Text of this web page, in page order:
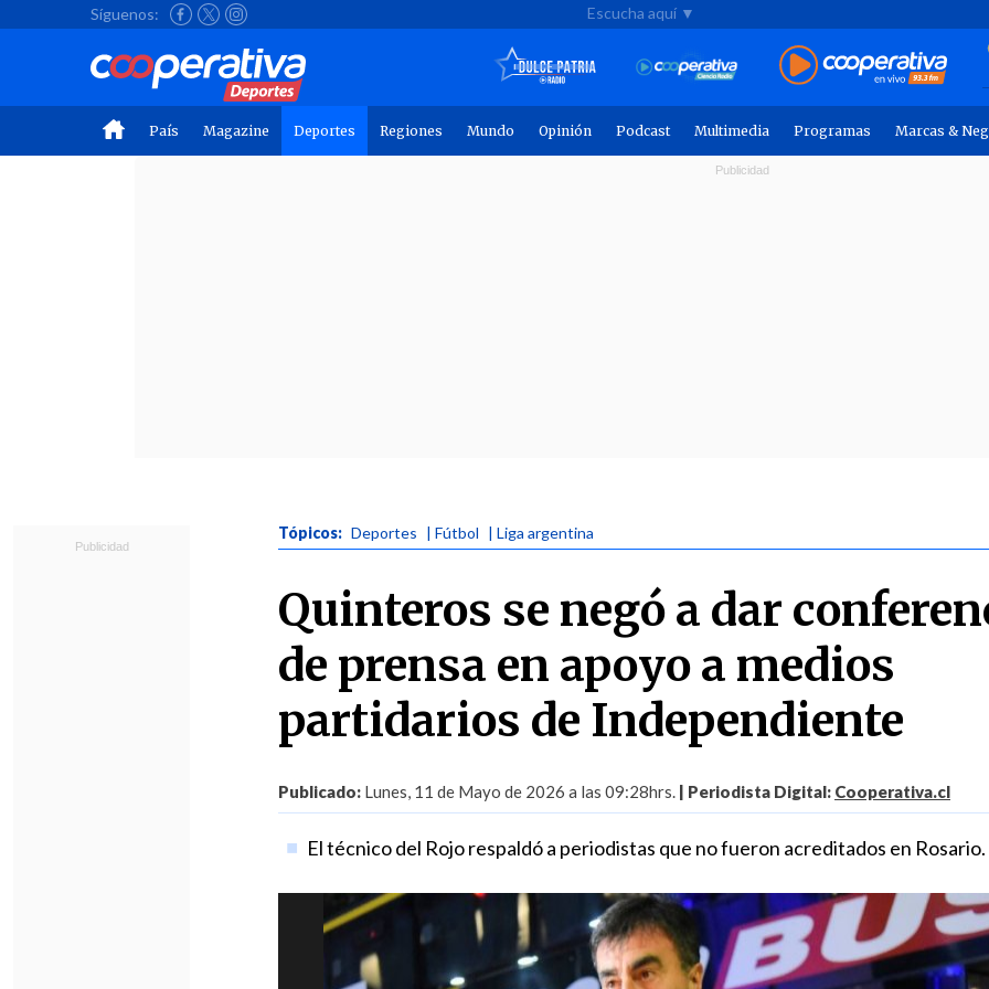
Síguenos: Escucha aquí ▼
País Magazine Deportes Regiones Mundo Opinión Podcast Multimedia Programas Marcas &
Tópicos: Deportes | Fútbol | Liga argentina
Quinteros se negó a dar
de prensa en apoyo a medios
partidarios de Independiente
Publicado: Lunes, 11 de Mayo de 2026 a las 09:28hrs. | Periodista Digital: Cooperativa.cl
El técnico del Rojo respaldó a periodistas que no fueron acreditados en Rosario.